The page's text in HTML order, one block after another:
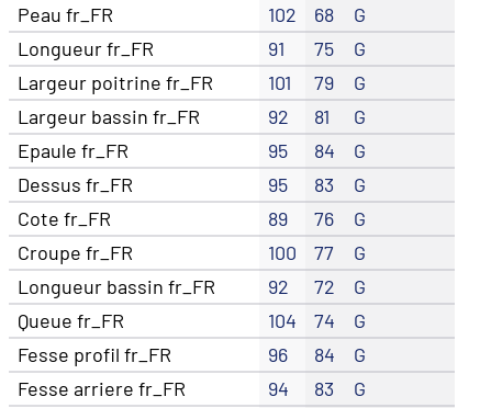
Peau fr_FR 102 68
G
Longueur fr_FR
91 75
G
Largeur poitrine fr_FR
101 79
G
Largeur bassin fr_FR
92 81
G
Epaule fr_FR
95 84
G
Dessus fr_FR
95 83
G
Cote fr_FR
89 76
G
Croupe fr_FR
100 77
G
Longueur bassin fr_FR
92 72
G
Queue fr_FR
104 74
G
Fesse profil fr_FR
96 84
G
Fesse arriere fr_FR
94 83
G